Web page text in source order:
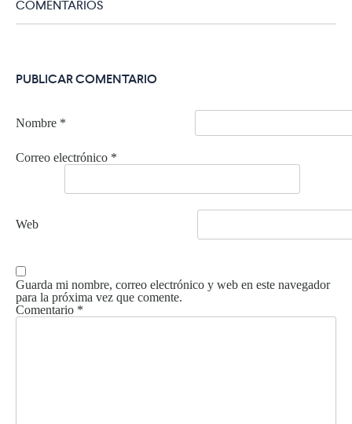
COMENTARIOS
PUBLICAR COMENTARIO
Nombre *
Correo electrónico *
Web
Guarda mi nombre, correo electrónico y web en este navegador
para la próxima vez que comente.
Comentario *